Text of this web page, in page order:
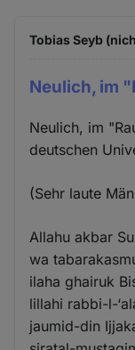
Tobias Seyb
Neulich, im
Neulich, im
deutschen
(Sehr laute
Allahu akbar
wa
ilaha ghairuk
lillahi rabbi-l-
jaumid-din